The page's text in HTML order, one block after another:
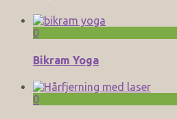
0
Bikram Yoga
0